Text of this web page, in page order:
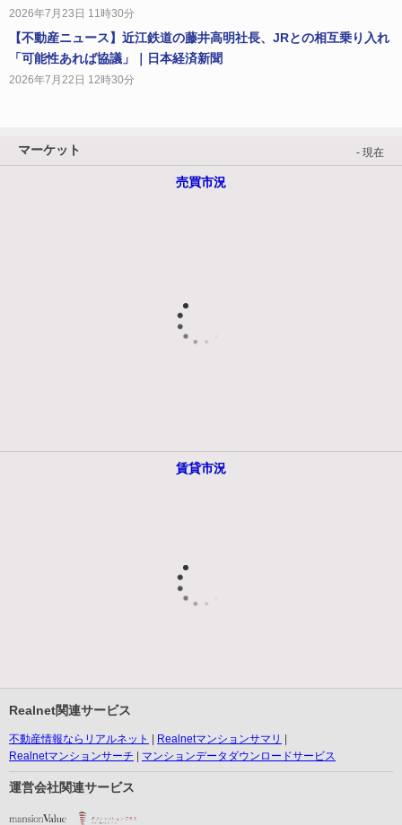
2026年7月23日 11時30分
【不動産ニュース】近江鉄道の藤井高明社長、JRとの相互乗り入れ
「可能性あれば協議」｜日本経済新聞
2026年7月22日 12時30分
マーケット - 現在
売買市況
賃貸市況
Realnet関連サービス
不動産情報ならリアルネット
Realnetマンションサマリ
Realnetマンションサーチ
マンションデータダウンロードサービス
運営会社関連サービス